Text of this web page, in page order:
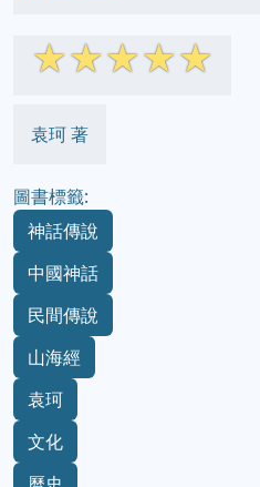
☆☆☆☆☆
袁珂 著
圖書標籤:
神話傳說
中國神話
民間傳說
山海經
袁珂
文化